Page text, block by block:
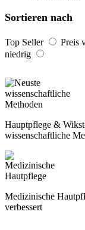
Sortieren nach
Top Seller Preis
niedrig
Hauptpflege &
wissenschaftliche
Medizinische
verbessert